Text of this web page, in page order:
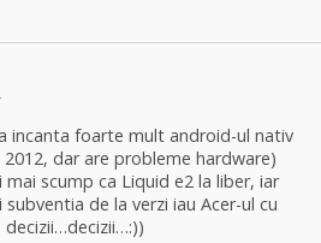
incanta foarte mult android-ul nativ
dar are probleme hardware)
mai scump ca Liquid e2 la liber, iar
subventia de la verzi iau Acer-ul cu
decizii…decizii…:))